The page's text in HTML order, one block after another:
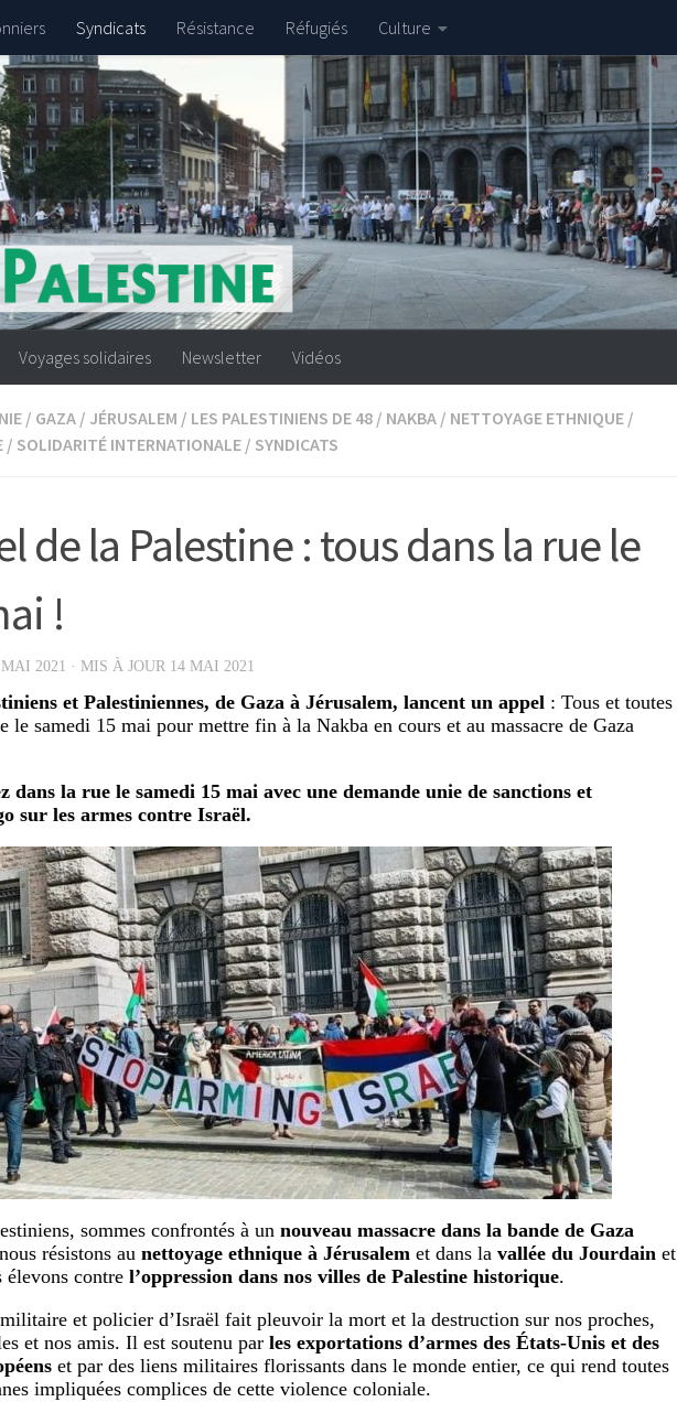
Syndicats Résistance Réfugiés Culture
Voyages solidaires Newsletter Vidéos
/ GAZA / JÉRUSALEM / LES PALESTINIENS DE 48 / NAKBA / NETTOYAGE ETHNIQUE /
/ SOLIDARITÉ INTERNATIONALE / SYNDICATS
de la Palestine : tous dans la rue le
!
2021 · MIS À JOUR 14 MAI 2021
et Palestiniennes, de Gaza à Jérusalem, lancent un appel : Tous et toutes
le samedi 15 mai pour mettre fin à la Nakba en cours et au massacre de Gaza
dans la rue le samedi 15 mai avec une demande unie de sanctions et
sur les armes contre Israël.
sommes confrontés à un nouveau massacre dans la bande de Gaza
résistons au nettoyage ethnique à Jérusalem et dans la vallée du Jourdain et
élevons contre l’oppression dans nos villes de Palestine historique.
militaire et policier d’Israël fait pleuvoir la mort et la destruction sur nos proches,
et nos amis. Il est soutenu par les exportations d’armes des États-Unis et des
et par des liens militaires florissants dans le monde entier, ce qui rend toutes
impliquées complices de cette violence coloniale.